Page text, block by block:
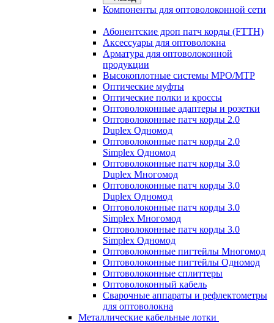
Компоненты для оптоволоконной сети
Абонентские дроп патч корды (FTTH)
Аксессуары для оптоволокна
Арматура для оптоволоконной
продукции
Высокоплотные системы MPO/MTP
Оптические муфты
Оптические полки и кроссы
Оптоволоконные адаптеры и розетки
Оптоволоконные патч корды 2.0
Duplex Одномод
Оптоволоконные патч корды 2.0
Simplex Одномод
Оптоволоконные патч корды 3.0
Duplex Многомод
Оптоволоконные патч корды 3.0
Duplex Одномод
Оптоволоконные патч корды 3.0
Simplex Многомод
Оптоволоконные патч корды 3.0
Simplex Одномод
Оптоволоконные пигтейлы Многомод
Оптоволоконные пигтейлы Одномод
Оптоволоконные сплиттеры
Оптоволоконный кабель
Сварочные аппараты и рефлектометры
для оптоволокна
Металлические кабельные лотки